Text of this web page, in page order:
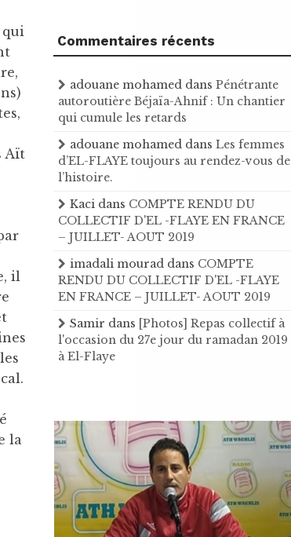
qui
Aït
il
la
Commentaires récents
adouane mohamed dansPénétrante
autoroutière Béjaïa-Ahnif : Un chantier
qui cumule les retards
adouane mohamed dansLes femmes
d’EL-FLAYE toujours au rendez-vous de
l’histoire .
Kaci dans COMPTE RENDU DU
COLLECTIF D'EL -FLAYE EN FRANCE
– JUILLET- AOUT 2019
imadali mourad dans COMPTE
RENDU DU COLLECTIF D'EL -FLAYE
EN FRANCE – JUILLET- AOUT 2019
Samir dans [Photos] Repas collectif à
l'occasion du 27e jour du ramadan 2019
à El-Flaye